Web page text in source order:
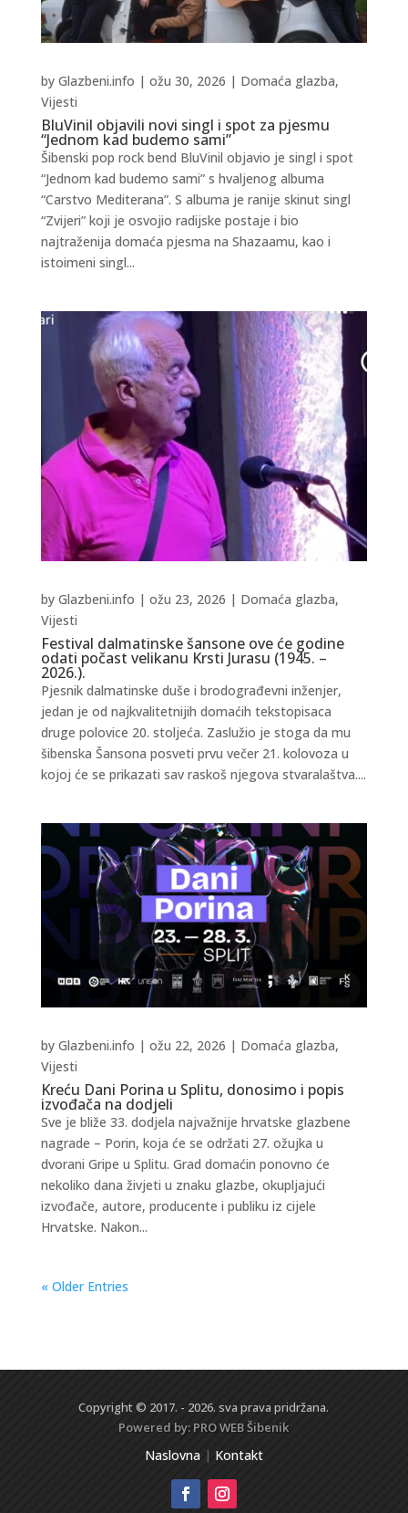
BluVinil objavili novi singl i spot za pjesmu
“Jednom kad budemo sami”
by Glazbeni.info | ožu 30, 2026 | Domaća glazba,
Vijesti
Šibenski pop rock bend BluVinil objavio je singl i spot
“Jednom kad budemo sami” s hvaljenog albuma
“Carstvo Mediterana”. S albuma je ranije skinut singl
“Zvijeri” koji je osvojio radijske postaje i bio
najtraženija domaća pjesma na Shazaamu, kao i
istoimeni singl...
Festival dalmatinske šansone ove će godine
odati počast velikanu Krsti Jurasu (1945. –
2026.).
by Glazbeni.info | ožu 23, 2026 | Domaća glazba,
Vijesti
Pjesnik dalmatinske duše i brodograđevni inženjer,
jedan je od najkvalitetnijih domaćih tekstopisaca
druge polovice 20. stoljeća. Zaslužio je stoga da mu
šibenska Šansona posveti prvu večer 21. kolovoza u
kojoj će se prikazati sav raskoš njegova stvaralaštva....
Kreću Dani Porina u Splitu, donosimo i popis
izvođača na dodjeli
by Glazbeni.info | ožu 22, 2026 | Domaća glazba,
Vijesti
Sve je bliže 33. dodjela najvažnije hrvatske glazbene
nagrade – Porin, koja će se održati 27. ožujka u
dvorani Gripe u Splitu. Grad domaćin ponovno će
nekoliko dana živjeti u znaku glazbe, okupljajući
izvođače, autore, producente i publiku iz cijele
Hrvatske. Nakon...
« Older Entries
Copyright © 2017. - 2026. sva prava pridržana.
Powered by: PRO WEBŠibenik
Naslovna| Kontakt